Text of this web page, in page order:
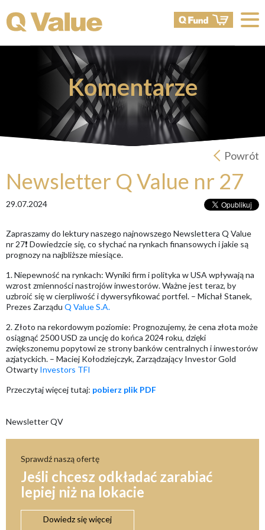
Komentarze
Powrót
Newsletter Q Value nr 27
29.07.2024
Zapraszamy do lektury naszego najnowszego Newslettera Q Value
nr 27❗️ Dowiedzcie się, co słychać na rynkach finansowych i jakie są
prognozy na najbliższe miesiące.
1. Niepewność na rynkach: Wyniki firm i polityka w USA wpływają na
wzrost zmienności nastrojów inwestorów. Ważne jest teraz, by
uzbroić się w cierpliwość i dywersyfikować portfel. – Michał Stanek,
Prezes Zarządu Q Value S.A.
2. Złoto na rekordowym poziomie: Prognozujemy, że cena złota może
osiągnąć 2500 USD za uncję do końca 2024 roku, dzięki
zwiększonemu popytowi ze strony banków centralnych i inwestorów
azjatyckich. – Maciej Kołodziejczyk, Zarządzający Investor Gold
Otwarty Investors TFI
Przeczytaj więcej tutaj: pobierz plik PDF
Newsletter QV
Sprawdź naszą ofertę
Jeśli chcesz odkładać zarabiać
lepiej niż na lokacie
Dowiedz się więcej